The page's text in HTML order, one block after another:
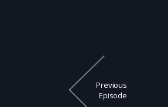
Previous
Episode